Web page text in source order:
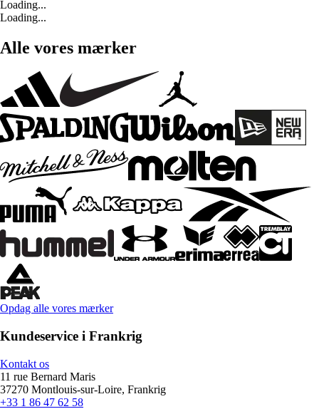
Loading...
Loading...
Alle vores mærker
Opdag alle vores mærker
Kundeservice i Frankrig
Kontakt os
11 rue Bernard Maris
37270 Montlouis-sur-Loire, Frankrig
+33 1 86 47 62 58